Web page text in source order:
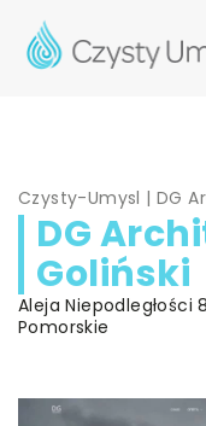
Czysty-Umysl |DG
DG
Goliński
Aleja Niepodległości
Pomorskie